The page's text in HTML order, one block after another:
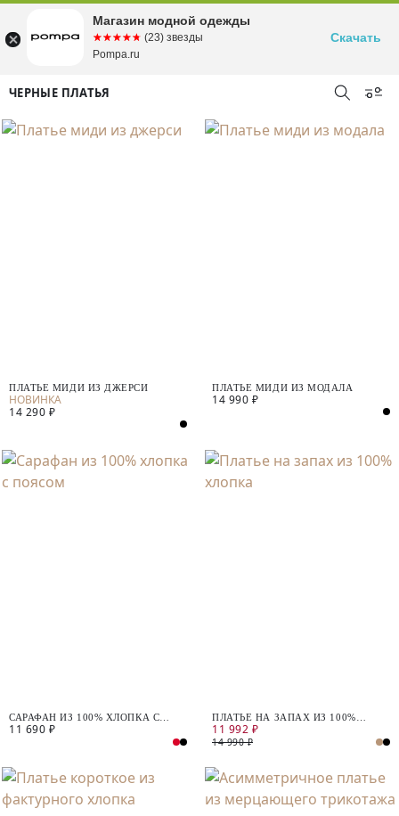
ЧЕРНЫЕ ПЛАТЬЯ
ПЛАТЬЕ МИДИ ИЗ ДЖЕРСИ
14 290 ₽
ПЛАТЬЕ МИДИ ИЗ МОДАЛА
14 990 ₽
САРАФАН ИЗ 100% ХЛОПКА С
ПОЯСОМ
11 690 ₽
ПЛАТЬЕ НА ЗАПАХ ИЗ 100%
ХЛОПКА
11 992 ₽
14 990 ₽
Магазин модной одежды
☆☆☆☆☆
★★★★★ (23) звезды
Pompa.ru
Скачать